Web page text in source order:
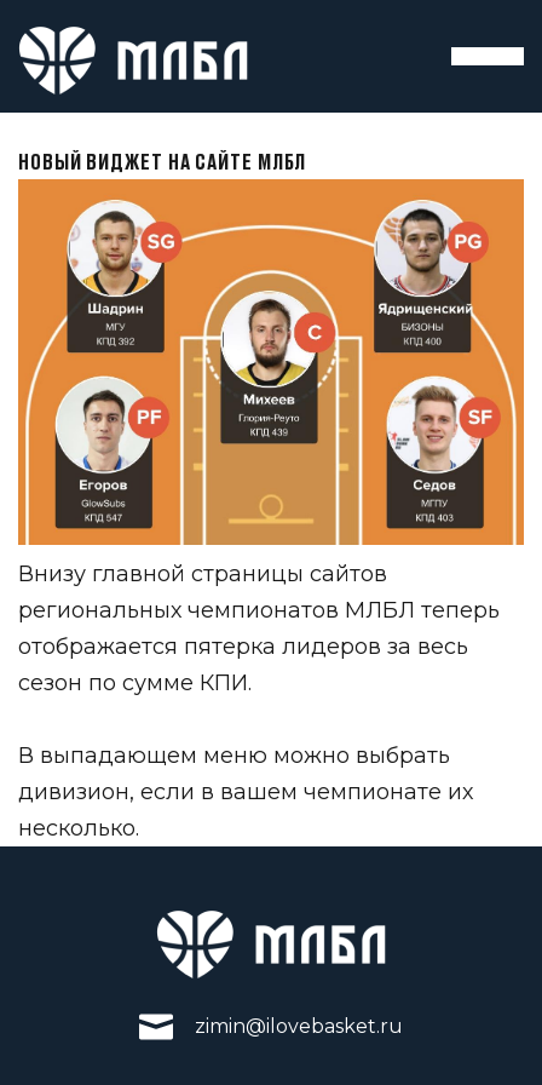
НОВЫЙ ВИДЖЕТ НА САЙТЕ МЛБЛ
Внизу главной страницы сайтов
региональных чемпионатов МЛБЛ теперь
отображается пятерка лидеров за весь
сезон по сумме КПИ.
В выпадающем меню можно выбрать
дивизион, если в вашем чемпионате их
несколько.
zimin@ilovebasket.ru